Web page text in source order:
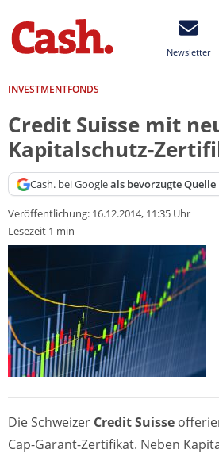
Newsletter
INVESTMENTFONDS
Credit Suisse mit
Kapitalschutz-
Cash. bei Googleals bevorzugte
Veröffentlichung: 16.12.2014, 11:35 Uhr
Lesezeit 1 min
Die Schweizer Credit Suisse
Cap-Garant-Zertifikat. Neben